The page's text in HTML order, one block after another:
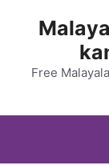
Free